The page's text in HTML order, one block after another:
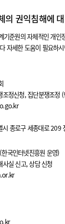
의 권익침해에
기준원의 자체적인 개인
자세한 도움이 필요하
조정신청, 집단분쟁조정
종로구 세종대로 209
국인터넷진흥원 운영)
사실 신고, 상담 신청